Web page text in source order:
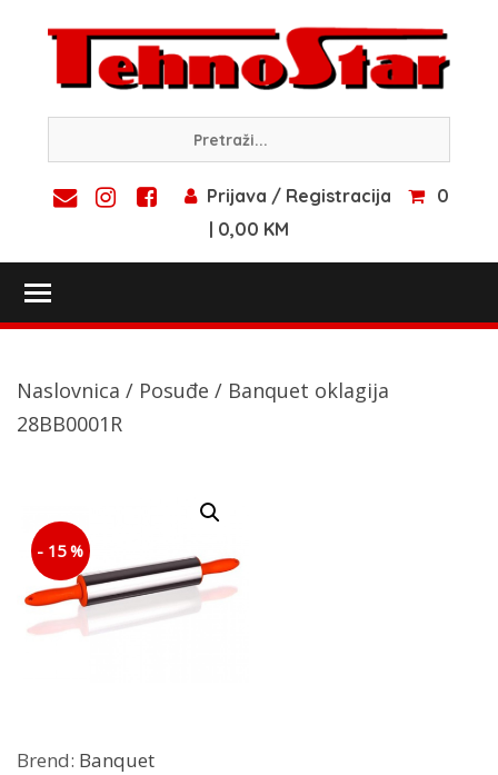
content
Prijava / Registracija
0
| 0,00 KM
Naslovnica / Posuđe / Banquet oklagija
28BB0001R
- 15 %
Brend: Banquet